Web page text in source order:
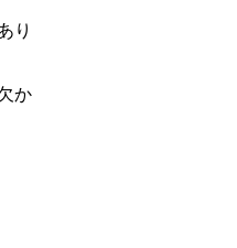
り
か